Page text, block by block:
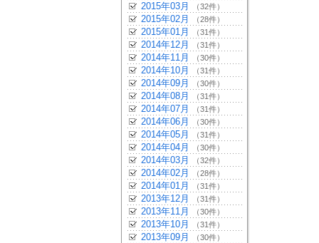
2015年03月 （32件）
2015年02月 （28件）
2015年01月 （31件）
2014年12月 （31件）
2014年11月 （30件）
2014年10月 （31件）
2014年09月 （30件）
2014年08月 （31件）
2014年07月 （31件）
2014年06月 （30件）
2014年05月 （31件）
2014年04月 （30件）
2014年03月 （32件）
2014年02月 （28件）
2014年01月 （31件）
2013年12月 （31件）
2013年11月 （30件）
2013年10月 （31件）
2013年09月 （30件）